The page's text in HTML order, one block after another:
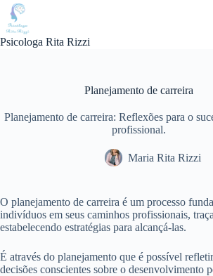
Pular
para
conteúdo
Psicologa Rita Rizzi
Planejamento de carreira
Planejamento de carreira: Reflexões para o
profissional.
Maria Rita Rizzi
O planejamento de carreira é um processo
indivíduos em seus caminhos profissionais,
estabelecendo estratégias para alcançá-las.
É através do planejamento que é possível
decisões conscientes sobre o desenvolvimento